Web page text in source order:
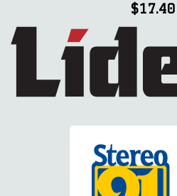
$17.40